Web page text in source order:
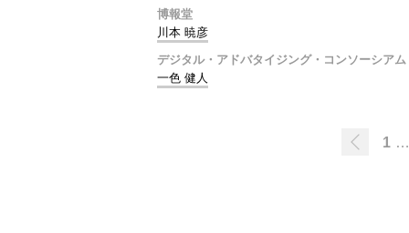
博報堂
川本 暁彦
デジタル・アドバタイジング・コンソーシアム
一色 健人
1 …